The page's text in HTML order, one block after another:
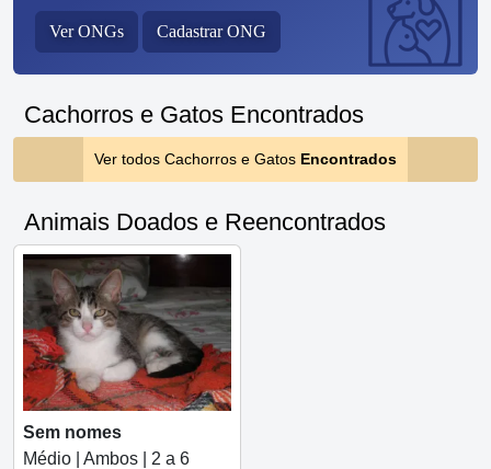
Ver ONGs Cadastrar ONG
Cachorros e Gatos Encontrados
Ver todos Cachorros e Gatos Encontrados
Animais Doados e Reencontrados
Sem nomes
Médio | Ambos | 2 a 6